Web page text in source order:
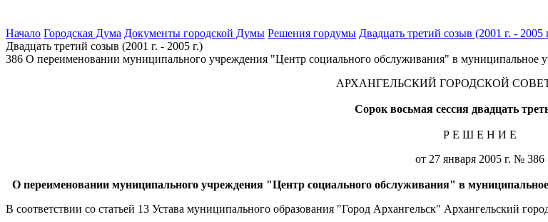
Начало Городская Дума Документы городской Думы Решения гордумы Двадцать третий созыв (2001 г. - 2005
Двадцать третий созыв (2001 г. - 2005 г.)
386 О переименовании муниципального учреждения "Центр социального обслуживания" в
АРХАНГЕЛЬСКИЙ ГОРОДСКОЙ
Сорок восьмая сессия двадцать
Р Е Ш Е Н И Е
от 27 января 2005 г. № 386
О переименовании муниципального учреждения "Центр социального обслуживания" в
В соответствии со статьей 13 Устава муниципального образования "Город Архангельск" Архангельский